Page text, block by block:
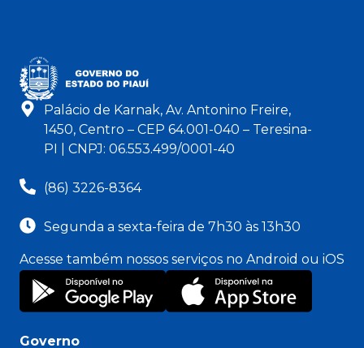
Palácio de Karnak, Av. Antonino Freire,
1450, Centro – CEP 64.001-040 – Teresina-
PI | CNPJ: 06.553.499/0001-40
(86) 3226-8364
Segunda a sexta-feira de 7h30 às 13h30
Acesse também nossos serviços no Android ou iOS
Governo